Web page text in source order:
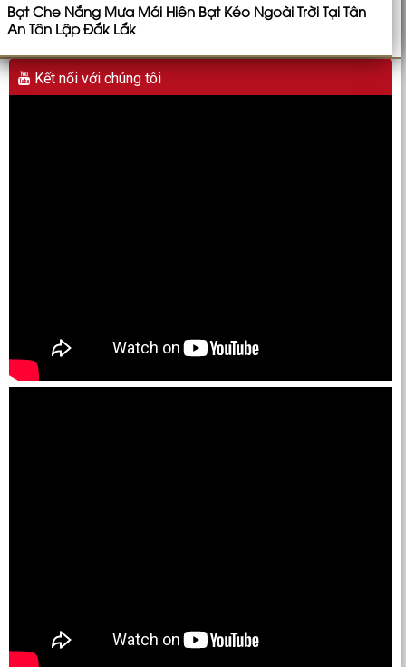
Bạt Che Nắng Mưa Mái Hiên Bạt Kéo Ngoài Trời Tại Tân
An Tân Lập Đắk Lắk
Kết nối với chúng tôi